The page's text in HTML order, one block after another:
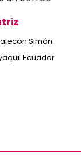
Simón
Ecuador